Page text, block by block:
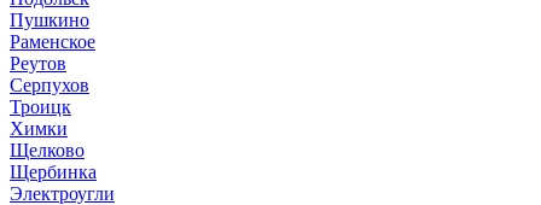
Пушкино
Раменское
Реутов
Серпухов
Троицк
Химки
Щелково
Щербинка
Электроугли